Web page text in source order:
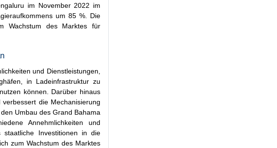
im November 2022 im
um 85 %. Die
Wachstum des Marktes für
und Dienstleistungen,
in Ladeinfrastruktur zu
können. Darüber hinaus
die Mechanisierung
Umbau des Grand Bahama
Annehmlichkeiten und
staatliche Investitionen in die
zum Wachstum des Marktes